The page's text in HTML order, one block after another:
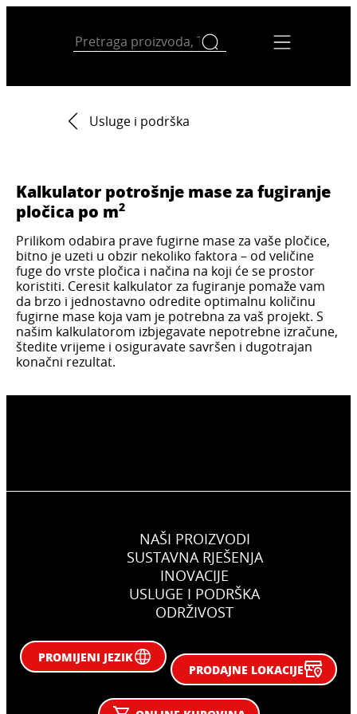
Usluge i podrška
Kalkulator potrošnje mase za fugiranje
pločica po m2
Prilikom odabira prave fugirne mase za vaše pločice,
bitno je uzeti u obzir nekoliko faktora – od veličine
fuge do vrste pločica i načina na koji će se prostor
koristiti. Ceresit kalkulator za fugiranje pomaže vam
da brzo i jednostavno odredite optimalnu količinu
fugirne mase koja vam je potrebna za vaš projekt. S
našim kalkulatorom izbjegavate nepotrebne izračune,
štedite vrijeme i osiguravate savršen i dugotrajan
konačni rezultat.
NAŠI PROIZVODI
SUSTAVNA RJEŠENJA
INOVACIJE
USLUGE I PODRŠKA
ODRŽIVOST
PROMIJENI JEZIK
PRODAJNE LOKACIJE